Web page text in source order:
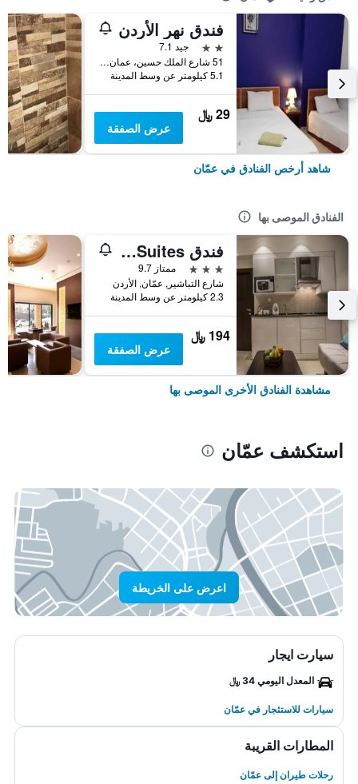
فندق نهر الأردن
2 نجمتين
جيد 7.1
51 شارع الملك حسين، عمان ، الأردن, عمّان, الأردن
5.1 كيلومتر عن وسط المدينة
29 ﷼
عرض الصفقة
شاهد أرخص الفنادق في عمّان
الفنادق الموصى بها
فندق Naylover Suites
3 نجوم
ممتاز 9.7
شارع التباشير, عمّان, الأردن
2.3 كيلومتر عن وسط المدينة
194 ﷼
عرض الصفقة
مشاهدة الفنادق الأخرى الموصى بها
استكشف عمّان
اعرض على الخريطة
سيارت ايجار
المعدل اليومي 34 ﷼
سيارات للاستئجار في عمّان
المطارات القريبة
رحلات طيران إلى عمّان